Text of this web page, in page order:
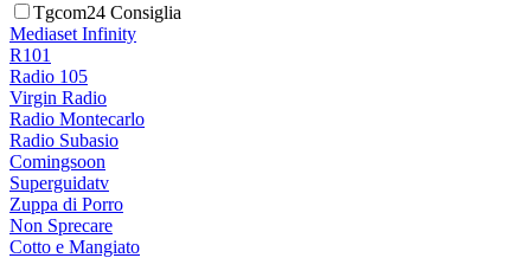
Tgcom24 Consiglia
Mediaset Infinity
R101
Radio 105
Virgin Radio
Radio Montecarlo
Radio Subasio
Comingsoon
Superguidatv
Zuppa di Porro
Non Sprecare
Cotto e Mangiato